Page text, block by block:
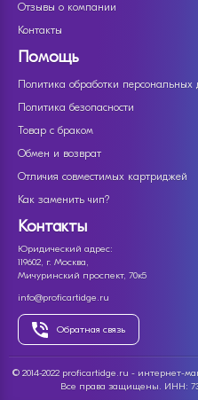
Отзывы о компании
Контакты
Помощь
Политика обработки персональных
Политика безопасности
Товар с браком
Обмен и возврат
Отличия совместимых картриджей
Как заменить чип?
Контакты
Юридический адрес:
119602, г. Москва,
Мичуринский проспект, 70к5
info@proficartidge.ru
Обратная связь
© 2014-2022 proficartidge.ru - интернет-
Все права защищены. ИНН: